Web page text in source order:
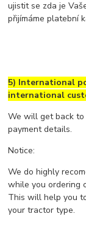
ujistit se zda je
přijímáme platební
5) International
international
We will get back
payment details.
Notice:
We do highly
while you ordering
This will help you
your tractor type.